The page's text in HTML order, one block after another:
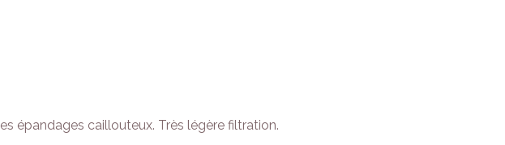
épandages caillouteux. Très légère filtration.